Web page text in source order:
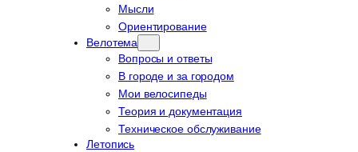
Мысли
Ориентирование
Велотема
Вопросы и ответы
В городе и за городом
Мои велосипеды
Теория и документация
Техническое обслуживание
Летопись